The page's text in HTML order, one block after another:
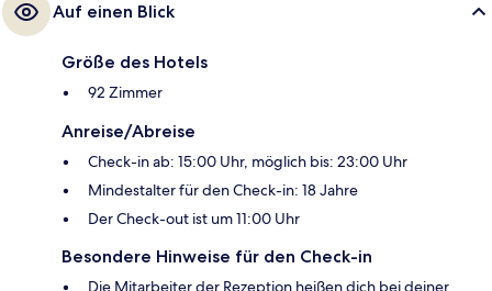
Auf einen Blick
Größe des Hotels
92 Zimmer
Anreise/Abreise
Check-in ab: 15:00 Uhr, möglich bis: 23:00 Uhr
Mindestalter für den Check-in: 18 Jahre
Der Check-out ist um 11:00 Uhr
Besondere Hinweise für den Check-in
Die Mitarbeiter der Rezeption heißen dich bei deiner